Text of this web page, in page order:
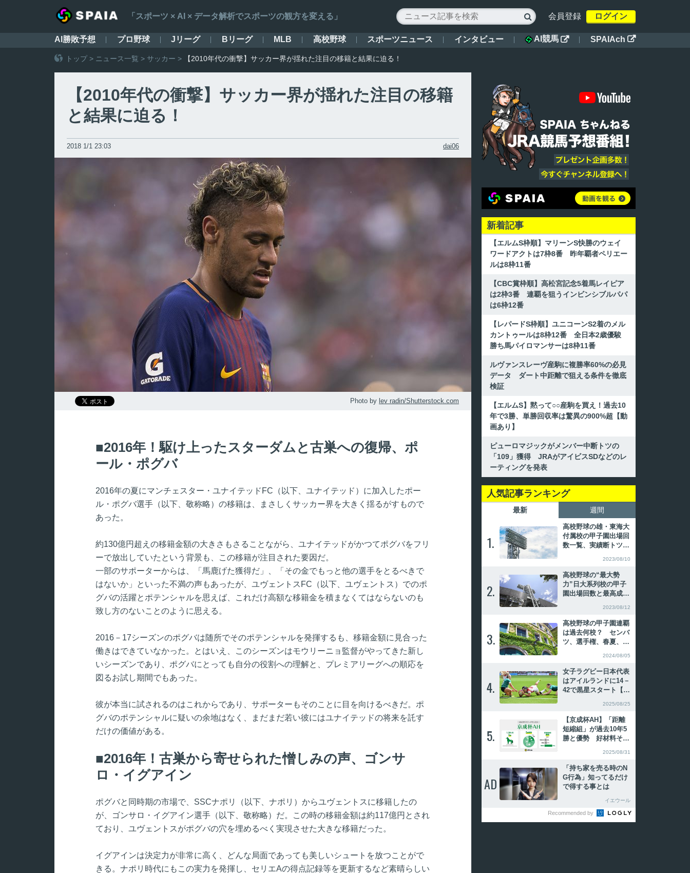
「スポーツ × AI × データ解析でスポーツの観方を変える」  会員登録 ログイン
AI勝敗予想 プロ野球 Jリーグ Bリーグ MLB 高校野球 スポーツニュース インタビュー AI競馬  SPAIAch 
トップ> ニュース一覧 > サッカー > 【2010年代の衝撃】サッカー界が揺れた注目の移籍と結果に迫る！
【2010年代の衝撃】サッカー界が揺れた注目の移籍
と結果に迫る！
2018 1/1 23:03 dai06
Photo by lev radin/Shutterstock.com
2016年！駆け上ったスターダムと古巣への復帰、ポ
ール・ポグバ
2016年の夏にマンチェスター・ユナイテッドFC（以下、ユナイテッド）に加入したポー
ル・ポグバ選手（以下、敬称略）の移籍は、まさしくサッカー界を大きく揺るがすもので
あった。
約130億円超えの移籍金額の大きさもさることながら、ユナイテッドがかつてポグバをフリ
ーで放出していたという背景も、この移籍が注目された要因だ。
一部のサポーターからは、「馬鹿げた獲得だ」、「その金でもっと他の選手をとるべきで
はないか」といった不満の声もあったが、ユヴェントスFC（以下、ユヴェントス）でのポ
グバの活躍とポテンシャルを思えば、これだけ高額な移籍金を積まなくてはならないのも
致し方のないことのように思える。
2016－17シーズンのポグバは随所でそのポテンシャルを発揮するも、移籍金額に見合った
働きはできていなかった。とはいえ、このシーズンはモウリーニョ監督がやってきた新し
いシーズンであり、ポグバにとっても自分の役割への理解と、プレミアリーグへの順応を
図るお試し期間でもあった。
彼が本当に試されるのはこれからであり、サポーターもそのことに目を向けるべきだ。ポ
グバのポテンシャルに疑いの余地はなく、まだまだ若い彼にはユナイテッドの将来を託す
だけの価値がある。
2016年！古巣から寄せられた憎しみの声、ゴンサ
ロ・イグアイン
ポグバと同時期の市場で、SSCナポリ（以下、ナポリ）からユヴェントスに移籍したの
が、ゴンサロ・イグアイン選手（以下、敬称略）だ。この時の移籍金額は約117億円とされ
ており、ユヴェントスがポグバの穴を埋めるべく実現させた大きな移籍だった。
イグアインは決定力が非常に高く、どんな局面であっても美しいシュートを放つことがで
きる。ナポリ時代にもこの実力を発揮し、セリエAの得点記録等を更新するなど素晴らしい
新着記事
【エルムS枠順】マリーンS快勝のウェイ
ワードアクトは7枠8番 昨年覇者ペリエー
ルは8枠11番
【CBC賞枠順】高松宮記念5着馬レイピア
は2枠3番 連覇を狙うインビンシブルパパ
は6枠12番
【レパードS枠順】ユニコーンS2着のメル
カントゥールは8枠12番 全日本2歳優駿
勝ち馬パイロマンサーは8枠11番
ルヴァンスレーヴ産駒に複勝率60%の必見
データ ダート中距離で狙える条件を徹底
検証
【エルムS】黙って○○産駒を買え！過去10
年で3勝、単勝回収率は驚異の900%超【動
画あり】
ピューロマジックがメンバー中断トツの
「109」獲得 JRAがアイビスSDなどのレ
ーティングを発表
人気記事ランキング
最新 週間
1.
高校野球の雄・東海大
付属校の甲子園出場回
数一覧、実績断トツの
2023/08/10
2.
高校野球の“最大勢
力”日大系列校の甲子
園出場回数と最高成
2023/08/12
3.
高校野球の甲子園連覇
は過去何校？ センバ
ツ、選手権、春夏、夏
2024/08/05
4.
女子ラグビー日本代表
はアイルランドに14－
42で黒星スタート【ワ
2025/08/25
5.
【京成杯AH】「距離
短縮組」が過去10年5
勝と優勢 好材料そろ
2025/08/31
AD
「持ち家を売る時のN
G行為」知ってるだけ
で得する事とは
イエウール
Recommended by